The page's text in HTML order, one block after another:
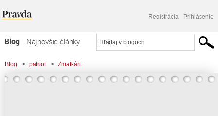
Registrácia Prihlásenie
Blog
Najnovšie články
Najčítanejšie články
Najkomentovanejšie články
Blog > patriot > Zmatkári.